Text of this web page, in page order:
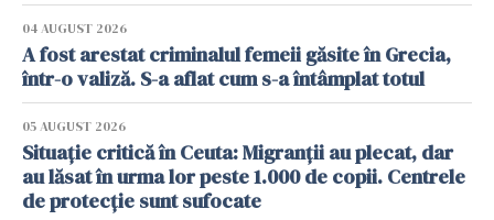
04 AUGUST 2026
A fost arestat criminalul femeii găsite în Grecia,
într-o valiză. S-a aflat cum s-a întâmplat totul
05 AUGUST 2026
Situație critică în Ceuta: Migranții au plecat, dar
au lăsat în urma lor peste 1.000 de copii. Centrele
de protecție sunt sufocate